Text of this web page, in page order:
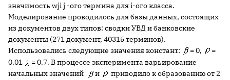
значимость wji j -ого термина для i-ого класса.
Моделирование проводилось для базы данных, состоящих
из документов двух типов: сводки УВД и банковские
документы (271 документ, 40315 терминов).
Использовались следующие значения констант:
= 0,
=
0.01
= 0.7. В процессе эксперимента варьирование
начальных значений
и
приводило к образованию от 2